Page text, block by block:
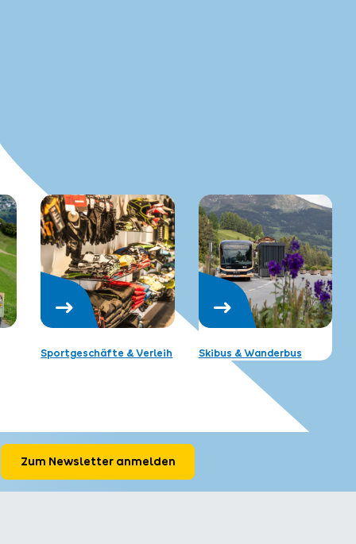
Sportgeschäfte & Verleih Skibus & Wanderbus
Zum Newsletter anmelden